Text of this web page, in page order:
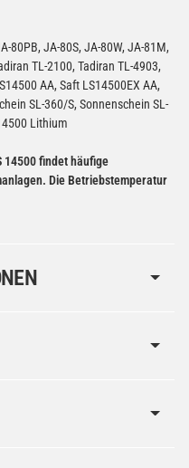
80PB, JA-80S, JA-80W, JA-81M,
TL-2100, Tadiran TL-4903,
AA, Saft LS14500EX AA,
SL-360/S, Sonnenschein SL-
Lithium
14500 findet häufige
Die Betriebstemperatur